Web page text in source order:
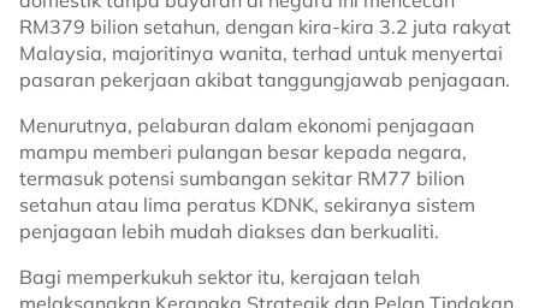
RM379 bilion setahun, dengan kira-kira 3.2 juta rakyat
Malaysia, majoritinya wanita, terhad untuk menyertai
pasaran pekerjaan akibat tanggungjawab penjagaan.
Menurutnya, pelaburan dalam ekonomi penjagaan
mampu memberi pulangan besar kepada negara,
termasuk potensi sumbangan sekitar RM77 bilion
setahun atau lima peratus KDNK, sekiranya sistem
penjagaan lebih mudah diakses dan berkualiti.
Bagi memperkukuh sektor itu, kerajaan telah
melaksanakan Kerangka Strategik dan Pelan Tindakan